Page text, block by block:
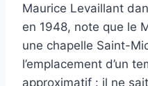
Maurice Levaillant
en 1948, note que le
une chapelle Saint-
l’emplacement d’un
approximatif : il ne